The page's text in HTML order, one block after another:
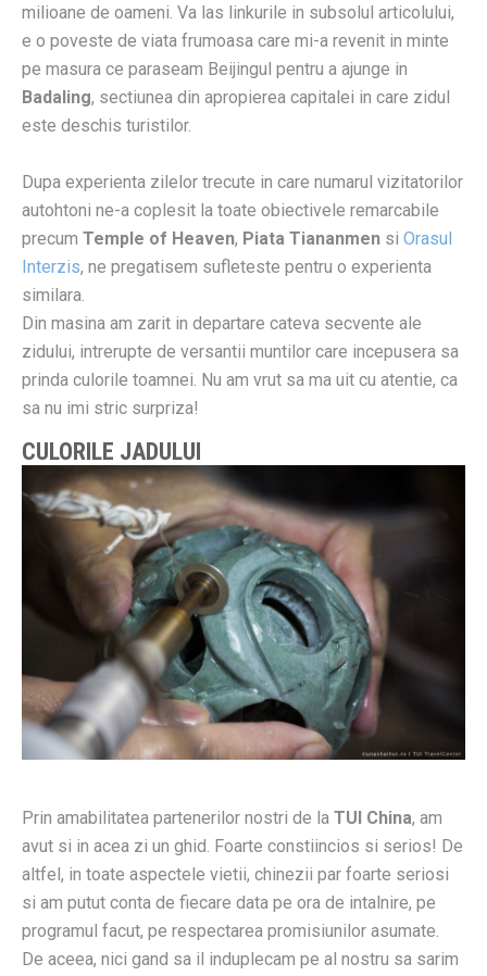
milioane de oameni. Va las linkurile in subsolul articolului,
e o poveste de viata frumoasa care mi-a revenit in minte
pe masura ce paraseam Beijingul pentru a ajunge in
Badaling, sectiunea din apropierea capitalei in care zidul
este deschis turistilor.
Dupa experienta zilelor trecute in care numarul vizitatorilor
autohtoni ne-a coplesit la toate obiectivele remarcabile
precum Temple of Heaven, Piata Tiananmen si Orasul
Interzis, ne pregatisem sufleteste pentru o experienta
similara.
Din masina am zarit in departare cateva secvente ale
zidului, intrerupte de versantii muntilor care incepusera sa
prinda culorile toamnei. Nu am vrut sa ma uit cu atentie, ca
sa nu imi stric surpriza!
CULORILE JADULUI
Prin amabilitatea partenerilor nostri de la TUI China, am
avut si in acea zi un ghid. Foarte constiincios si serios! De
altfel, in toate aspectele vietii, chinezii par foarte seriosi
si am putut conta de fiecare data pe ora de intalnire, pe
programul facut, pe respectarea promisiunilor asumate.
De aceea, nici gand sa il induplecam pe al nostru sa sarim